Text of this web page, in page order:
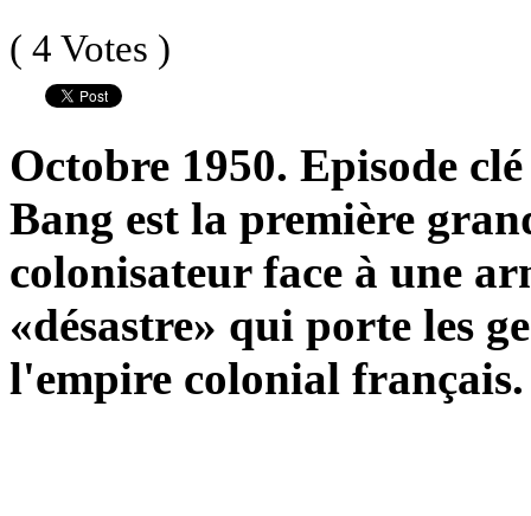
( 4 Votes )
Octobre 1950. Episode
Bang est la première
colonisateur face à une
«désastre» qui porte les
l'empire colonial français.